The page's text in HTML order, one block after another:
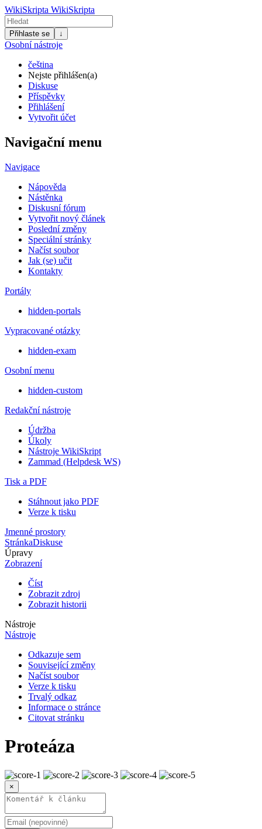
WikiSkripta WikiSkripta
Přihlaste se ↓
Osobní nástroje
čeština
Nejste přihlášen(a)
Diskuse
Příspěvky
Přihlášení
Vytvořit účet
Navigační menu
Navigace
Nápověda
Nástěnka
Diskusní fórum
Vytvořit nový článek
Poslední změny
Speciální stránky
Načíst soubor
Jak (se) učit
Kontakty
Portály
hidden-portals
Vypracované otázky
hidden-exam
Osobní menu
hidden-custom
Redakční nástroje
Údržba
Úkoly
Nástroje WikiSkript
Zammad (Helpdesk WS)
Tisk a PDF
Stáhnout jako PDF
Verze k tisku
Jmenné prostory
StránkaDiskuse
Úpravy
Zobrazení
Číst
Zobrazit zdroj
Zobrazit historii
Nástroje
Nástroje
Odkazuje sem
Související změny
Načíst soubor
Verze k tisku
Trvalý odkaz
Informace o stránce
Citovat stránku
Proteáza
×